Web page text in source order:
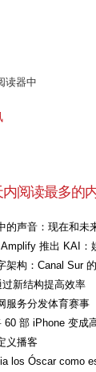
读器中
内阅读最多的
的声音：现在和未
推出 KAI：
架构：Canal Sur
新结构提高效率
服务分发体育赛事
60 部 iPhone 变成
义播客
los Óscar como